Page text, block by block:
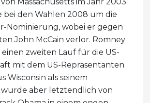
den Wahlen 2008 um die
Nominierung, wobei er gegen
John McCain verlor. Romney
einen zweiten Lauf für die US-
mit dem US-Repräsentanten
Wisconsin als seinem
aber letztendlich von